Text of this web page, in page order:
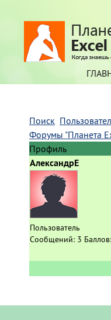
Поиск
Форумы "Планета
Профиль
АлександрЕ
Пользователь
Сообщений: 3 Баллов: